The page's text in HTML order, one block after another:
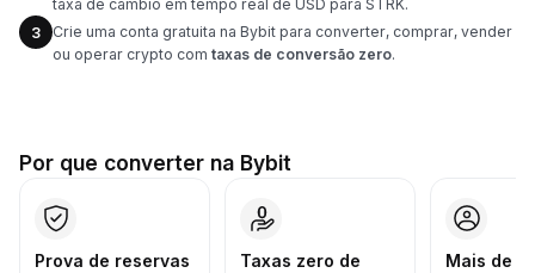
taxa de câmbio em tempo real de USD para STRK.
3
Crie uma conta gratuita na Bybit para converter, comprar, vender
ou operar crypto com taxas de conversão zero.
Por que converter na Bybit
Prova de reservas
Taxas zero de
Mais de